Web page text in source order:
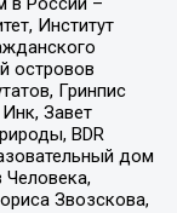
Институт
островов
Гринпис
Завет
BDR
дом
Звозскова,